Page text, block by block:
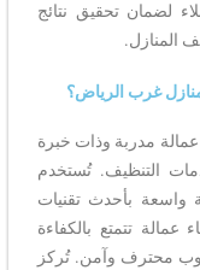
لضمان تحقيق نتائج
المنازل.
غرب الرياض؟
مدربة وذات خبرة
التنظيف. تُستخدم
واسعة بأحدث تقنيات
تتمتع بالكفاءة
محترف وآمن. تُركز